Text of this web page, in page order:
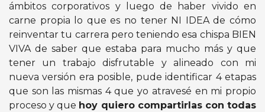
ámbitos corporativos y luego de haber vivido en
carne propia lo que es no tener NI IDEA de cómo
reinventar tu carrera pero teniendo esa chispa BIEN
VIVA de saber que estaba para mucho más y que
tener un trabajo disfrutable y alineado con mi
nueva versión era posible, pude identificar 4 etapas
que son las mismas 4 que yo atravesé en mi propio
proceso y que hoy quiero compartirlas con todas